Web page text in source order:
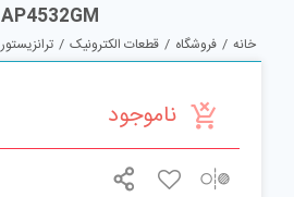
AP4532GM
خانه / فروشگاه / قطعات الکترونیک / ترانزیستور
ناموجود